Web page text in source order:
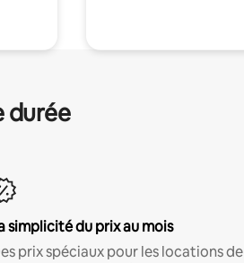
durée
simplicité du prix au mois
prix spéciaux pour les locations de